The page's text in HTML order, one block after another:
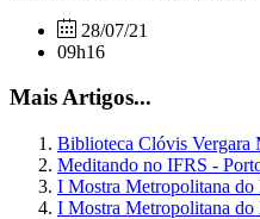
28/07/21
09h16
Mais Artigos...
Biblioteca Clóvis Vergara
Meditando no IFRS -
I Mostra Metropolitana
I Mostra Metropolitana do